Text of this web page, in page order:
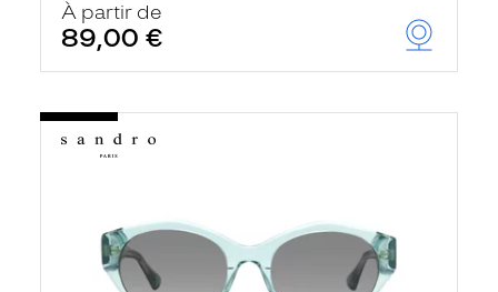
À partir de
89,00 €